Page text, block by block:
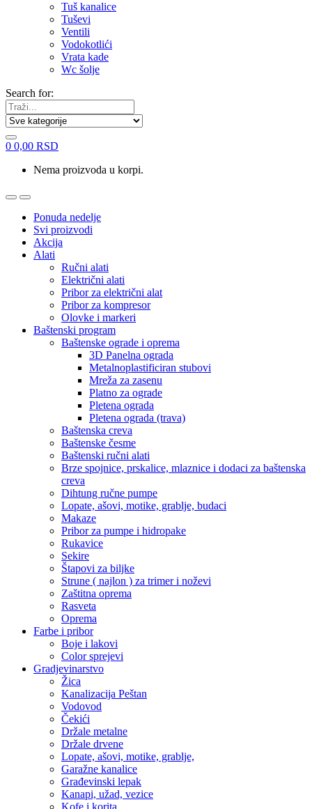
Tuš kanalice
Tuševi
Ventili
Vodokotlići
Vrata kade
Wc šolje
Search for:
0 0,00 RSD
Nema proizvoda u korpi.
Ponuda nedelje
Svi proizvodi
Akcija
Alati
Ručni alati
Električni alati
Pribor za električni alat
Pribor za kompresor
Olovke i markeri
Baštenski program
Baštenske ograde i oprema
3D Panelna ograda
Metalnoplastificiran stubovi
Mreža za zasenu
Platno za ograde
Pletena ograda
Pletena ograda (trava)
Baštenska creva
Baštenske česme
Baštenski ručni alati
Brze spojnice, prskalice, mlaznice i dodaci za baštenska
creva
Dihtung ručne pumpe
Lopate, ašovi, motike, grablje, budaci
Makaze
Pribor za pumpe i hidropake
Rukavice
Sekire
Štapovi za biljke
Strune ( najlon ) za trimer i noževi
Zaštitna oprema
Rasveta
Oprema
Farbe i pribor
Boje i lakovi
Color sprejevi
Gradjevinarstvo
Žica
Kanalizacija Peštan
Vodovod
Čekići
Držale metalne
Držale drvene
Lopate, ašovi, motike, grablje,
Garažne kanalice
Građevinski lepak
Kanapi, užad, vezice
Kofe i korita